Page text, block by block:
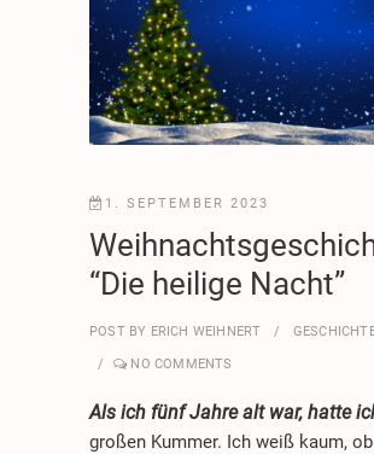
*
*
.
.
*
*
.
*
.
*
.
.
.
1. SEPTEMBER 2023
“Die heilige Nacht”
POST BY ERICH WEIHNERT
NO COMMENTS
Als ich fünf Jahre alt war, hatte
großen Kummer. Ich weiß kaum,